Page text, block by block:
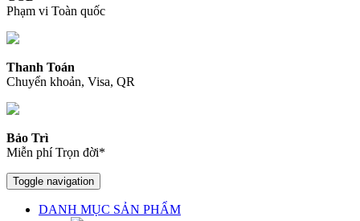
Phạm vi Toàn quốc
Thanh Toán
Chuyển khoản, Visa, QR
Bảo Trì
Miễn phí Trọn đời*
Toggle navigation
DANH MỤC SẢN PHẨM